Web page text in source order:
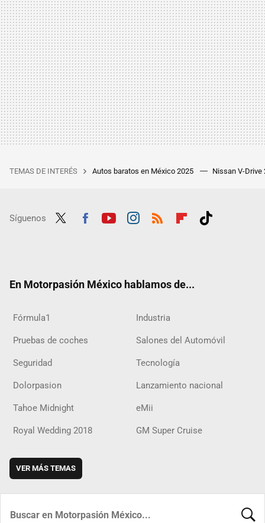
TEMAS DE INTERÉS Autos baratos en México 2025 Nissan V-Drive
Síguenos
En Motorpasión México hablamos de...
Fórmula1 Industria
Pruebas de coches Salones del Automóvil
Seguridad Tecnología
Dolorpasion Lanzamiento nacional
Tahoe Midnight eMii
Royal Wedding 2018 GM Super Cruise
VER MÁS TEMAS